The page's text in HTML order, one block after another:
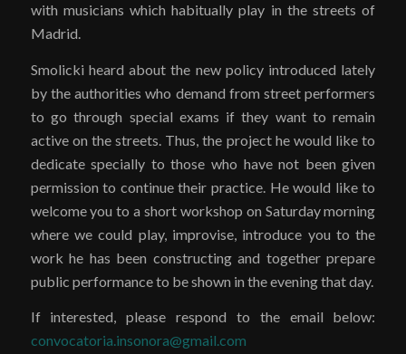
with musicians which habitually play in the streets of
Madrid.
Smolicki heard about the new policy introduced lately
by the authorities who demand from street performers
to go through special exams if they want to remain
active on the streets. Thus, the project he would like to
dedicate specially to those who have not been given
permission to continue their practice. He would like to
welcome you to a short workshop on Saturday morning
where we could play, improvise, introduce you to the
work he has been constructing and together prepare
public performance to be shown in the evening that day.
If interested, please respond to the email below:
convocatoria.insonora@gmail.com